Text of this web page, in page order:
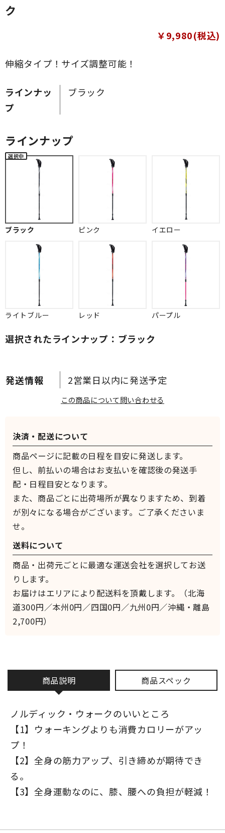
ク
伸縮タイプ！サイズ調整可能！
￥9,980(税込)
ラインナッ
プ
ブラック
2営業日以内に発送予定
ラインナップ
ブラック ピンク イエロー
ライトブルー レッド パープル
選択されたラインナップ：ブラック
この商品について問い合わせる
商品説明 商品スペック
ノルディック・ウォークのいいところ
【1】ウォーキングよりも消費カロリーがアッ
プ！
【2】全身の筋力アップ、引き締めが期待でき
る。
【3】全身運動なのに、膝、腰への負担が軽減！
決済・配送について
商品ページに記載の日程を目安に発送します。
但し、前払いの場合はお支払いを確認後の発送手
配・日程目安となります。
また、商品ごとに出荷場所が異なりますため、到着
が別々になる場合がございます。ご了承くださいま
せ。
送料について
商品・出荷元ごとに最適な運送会社を選択してお送
りします。
お届けはエリアにより配送料を頂戴します。（北海
道300円／本州0円／四国0円／九州0円／沖縄・離島
2,700円）